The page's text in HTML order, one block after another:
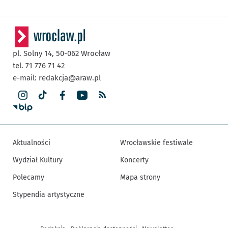
pl. Solny 14, 50-062 Wrocław
tel. 71 776 71 42
e-mail: redakcja@araw.pl
Aktualności
Wydział Kultury
Polecamy
Stypendia artystyczne
Wrocławskie festiwale
Koncerty
Mapa strony
Inne informacje